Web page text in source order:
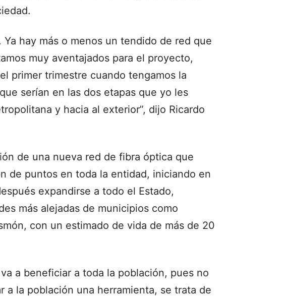
hay más o menos un tendido de red que
muy aventajados para el proyecto,
primer trimestre cuando tengamos la
serían en las dos etapas que yo les
y hacia al exterior”, dijo Ricardo
de una nueva red de fibra óptica que
de puntos en toda la entidad, iniciando en
expandirse a todo el Estado,
más alejadas de municipios como
con un estimado de vida de más de 20
a beneficiar a toda la población, pues no
a la población una herramienta, se trata de